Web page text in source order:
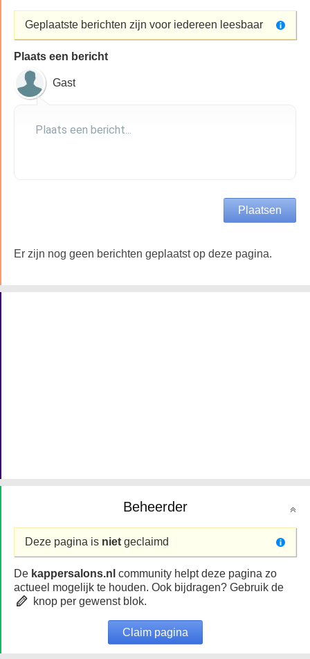
Geplaatste berichten zijn voor iedereen leesbaar
Plaats een bericht
Gast
Er zijn nog geen berichten geplaatst op deze pagina.
Beheerder
Deze pagina is niet geclaimd
De kappersalons.nl community helpt deze pagina zo
actueel mogelijk te houden. Ook bijdragen? Gebruik de
knop per gewenst blok.
Claim pagina